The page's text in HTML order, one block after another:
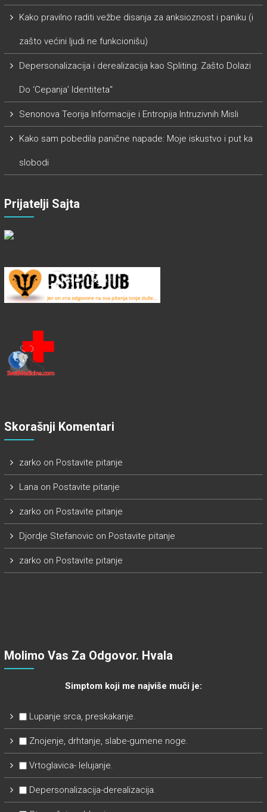
Kako pravilno raditi vežbe disanja za anksioznost i paniku (i
zašto većini ljudi ne funkcionišu)
Depersonalizacija i derealizacija kao Spliting: Zašto Dolazi
Do ‘Cepanja’ Identiteta“
Senonova Teorija Informacije i Entropija Intruzivnih Misli
Kako sam pobedila panične napade: Moje iskustvo i put ka
slobodi
Prijatelji Sajta
Skorašnji Komentari
zarko on Postavite pitanje
Lana on Postavite pitanje
zarko on Postavite pitanje
Djordje Stefanovic on Postavite pitanje
zarko on Postavite pitanje
Molimo Vas Za Odgovor. Hvala
Simptom koji me najviše muči je:
Lupanje srca, preskakanje.
Znojenje, drhtanje, slabe-gumene noge.
Vrtoglavica- lelujanje.
Depersonalizacija-derealizacija.